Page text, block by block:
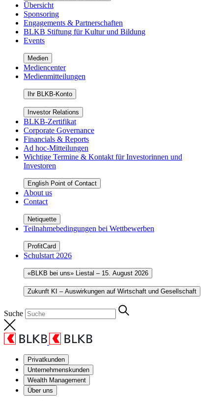
Übersicht
Sponsoring
Engagements & Partnerschaften
BLKB Stiftung für Kultur und Bildung
Events
Medien
Mediencenter
Medienmitteilungen
Ihr BLKB-Konto
Investor Relations
BLKB-Zertifikat
Corporate Governance
Financials & Reports
Ad hoc-Mitteilungen
Wichtige Termine & Kontakt für Investorinnen und
Investoren
English Point of Contact
About us
Contact
Netiquette
Teilnahmebedingungen bei Wettbewerben
ProfitCard
Schulstart 2026
«BLKB bei uns» Liestal – 15. August 2026
Zukunft KI – Auswirkungen auf Wirtschaft und Gesellschaft
Suche
Privatkunden
Unternehmenskunden
Wealth Management
Über uns